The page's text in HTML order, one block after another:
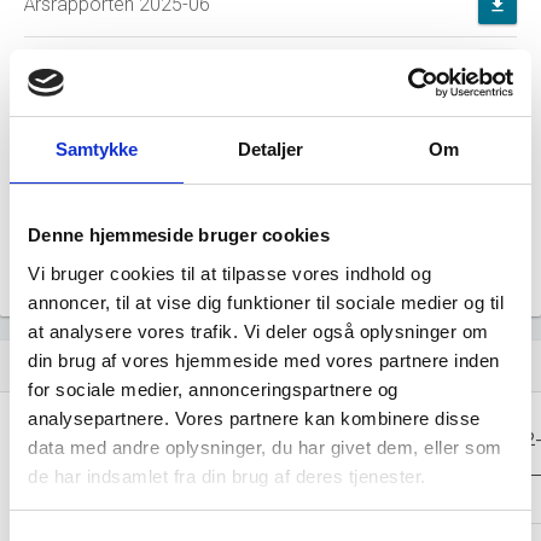
Samtykke Detaljer Om
Denne hjemmeside bruger cookies
Vi bruger cookies til at tilpasse vores indhold og
annoncer, til at vise dig funktioner til sociale medier og til
at analysere vores trafik. Vi deler også oplysninger om
din brug af vores hjemmeside med vores partnere inden
for sociale medier, annonceringspartnere og
analysepartnere. Vores partnere kan kombinere disse
data med andre oplysninger, du har givet dem, eller som
de har indsamlet fra din brug af deres tjenester.
file_download
Årsrapporten 2024-06 file_download
assignment Regnskaber
Resultat i 1000
DKK
2025-06 2024-06 2023-06